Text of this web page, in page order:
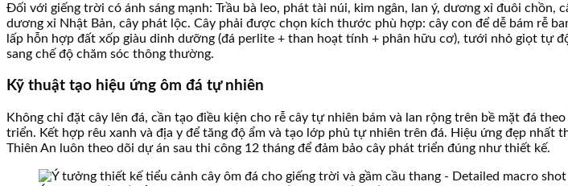
Đối với giếng trời có ánh sáng mạnh: Trầu bà leo, phát tài núi, kim ngân, lan ý, dương xỉ đuôi
dương xỉ Nhật Bản, cây phát lộc. Cây phải được chọn kích thước phù hợp: cây con để dễ bám rễ
lấp hỗn hợp đất xốp giàu dinh dưỡng (đá perlite + than hoạt tính + phân hữu cơ), tưới nhỏ giọt tự
sang chế độ chăm sóc thông thường.
Kỹ thuật tạo hiệu ứng ôm đá tự nhiên
Không chỉ đặt cây lên đá, cần tạo điều kiện cho rễ cây tự nhiên bám và lan rộng trên bề mặt đá
triển. Kết hợp rêu xanh và địa y để tăng độ ẩm và tạo lớp phủ tự nhiên trên đá. Hiệu ứng đẹp
Thiên An luôn theo dõi dự án sau thi công 12 tháng để đảm bảo cây phát triển đúng như thiết kế.